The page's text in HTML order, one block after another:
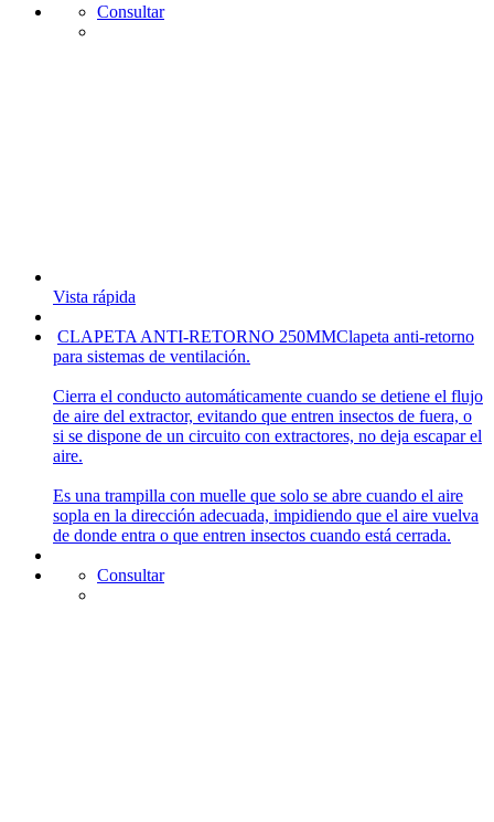
Consultar
Vista rápida
CLAPETA ANTI-RETORNO 250MMClapeta anti-retorno
para sistemas de ventilación.
Cierra el conducto automáticamente cuando se detiene el flujo
de aire del extractor, evitando que entren insectos de fuera, o
si se dispone de un circuito con extractores, no deja escapar el
aire.
Es una trampilla con muelle que solo se abre cuando el aire
sopla en la dirección adecuada, impidiendo que el aire vuelva
de donde entra o que entren insectos cuando está cerrada.
Consultar